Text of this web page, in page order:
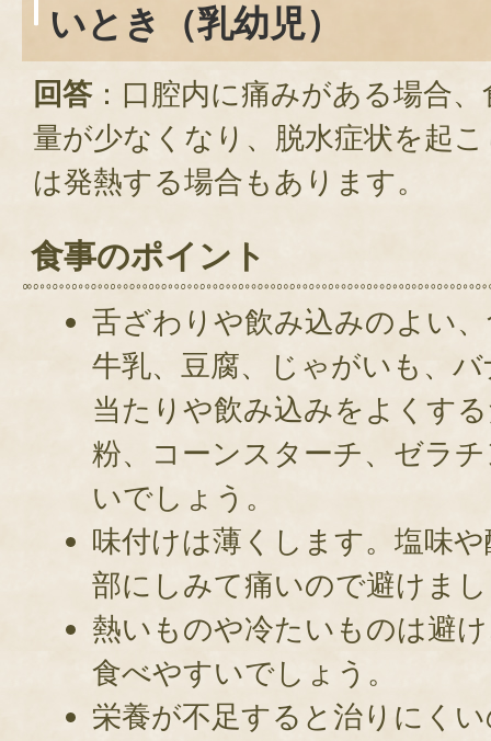
いとき（乳幼児）
回答：口腔内に痛みがある場合
量が少なくなり、脱水症状を起
は発熱する場合もあります。
食事のポイント
舌ざわりや飲み込みのよい
牛乳、豆腐、じゃがいも、
当たりや飲み込みをよくす
粉、コーンスターチ、ゼラ
いでしょう。
味付けは薄くします。塩味
部にしみて痛いので避けま
熱いものや冷たいものは避
食べやすいでしょう。
栄養が不足すると治りにく